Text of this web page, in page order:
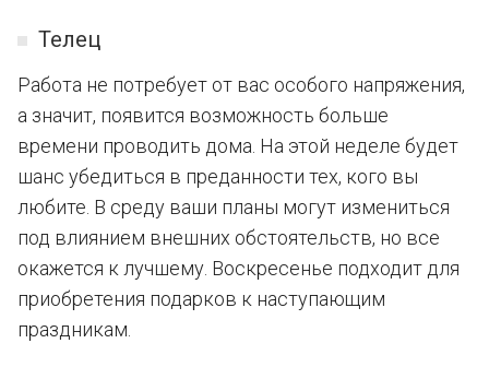
Телец
Работа не потребует от вас особого напряжения,
а значит, появится возможность больше
времени проводить дома. На этой неделе будет
шанс убедиться в преданности тех, кого вы
любите. В среду ваши планы могут измениться
под влиянием внешних обстоятельств, но все
окажется к лучшему. Воскресенье подходит для
приобретения подарков к наступающим
праздникам.